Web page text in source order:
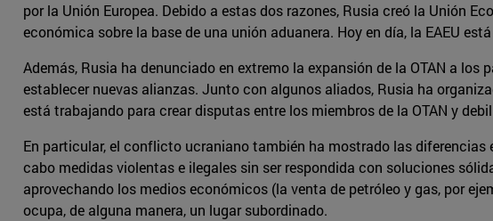
por la Unión Europea. Debido a estas dos razones, Rusia creó la Unión
económica sobre la base de una unión aduanera. Hoy en día, la EAEU
Además, Rusia ha denunciado en extremo la expansión de la OTAN a
establecer nuevas alianzas. Junto con algunos aliados, Rusia ha
está trabajando para crear disputas entre los miembros de la OTAN y
En particular, el conflicto ucraniano también ha mostrado las
cabo medidas violentas e ilegales sin ser respondida con soluciones
aprovechando los medios económicos (la venta de petróleo y gas, por
ocupa, de alguna manera, un lugar subordinado.